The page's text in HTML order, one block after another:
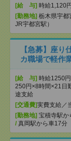
[給 与] 時給1,120
[勤務地] 栃木県宇都
JR宇都宮駅）
【急募】座り
カ職場で軽作
[給 与] 時給1250
250円×8時間×21日
途支給
[交通費]実費支給／
[勤務地] 宝積寺駅か
/ 真岡駅から車17分